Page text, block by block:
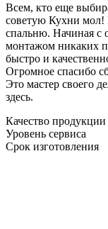
Всем, кто еще
советую Кухни мол!
спальню. Начиная с
монтажом никаких
быстро и
Огромное спасибо
Это мастер своего
здесь.
Качество продукции
Уровень сервиса
Срок изготовления